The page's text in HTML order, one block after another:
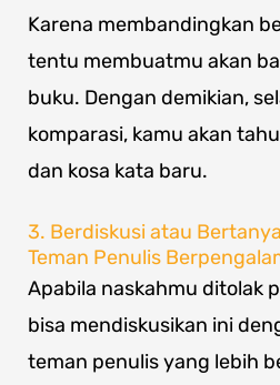
Karena membandingkan
tentu membuatmu akan
buku. Dengan demikian,
komparasi, kamu akan
dan kosa kata baru.
3. Berdiskusi atau
Teman Penulis
Apabila naskahmu ditolak
bisa mendiskusikan ini
teman penulis yang lebih